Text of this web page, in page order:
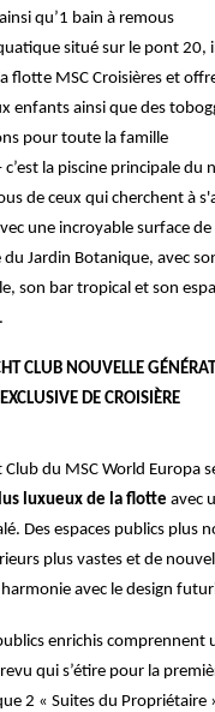
qu’1 bain à remous
situé sur le pont 20,
flotte MSC Croisières et
enfants ainsi que des
pour toute la famille
c’est la piscine principale du
de ceux qui cherchent à
une incroyable surface
du Jardin Botanique, avec
son bar tropical et son
CLUB NOUVELLE
DE CROISIÈRE
Club du MSC World Europa
luxueux de la flotte avec
Des espaces publics plus
plus vastes et de
avec le design
enrichis comprennent
qui s’étire pour la
2 « Suites du Propriétaire